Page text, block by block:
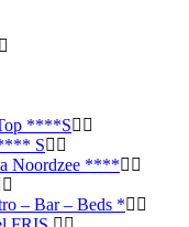
****S
S
Noordzee ****
– Bar – Beds *